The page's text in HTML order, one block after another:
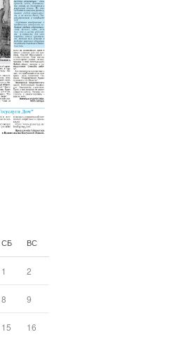
СБ ВС
1 2
8 9
15 16